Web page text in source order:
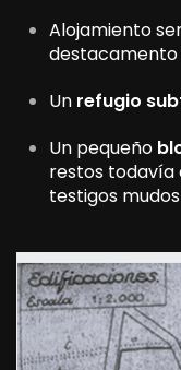
Alojamiento
destacamento
Un refugio
Un pequeño
restos todavía
testigos